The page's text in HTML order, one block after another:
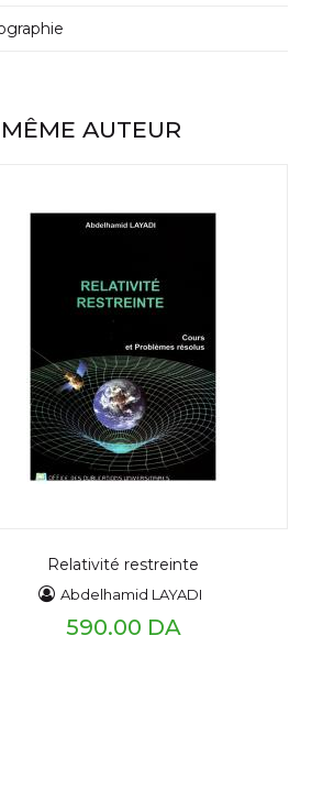
AUTEUR
Relativité restreinte
Abdelhamid LAYADI
590.00 DA